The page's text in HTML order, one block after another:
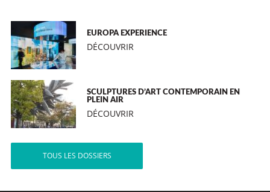
EUROPA EXPERIENCE
DÉCOUVRIR
SCULPTURES D’ART CONTEMPORAIN EN
PLEIN AIR
DÉCOUVRIR
TOUS LES DOSSIERS